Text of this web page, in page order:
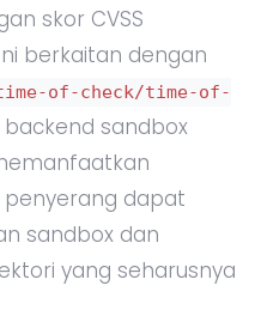
skor CVSS
berkaitan dengan
of-check/time-of-
backend sandbox
dapat
sandbox dan
yang seharusnya